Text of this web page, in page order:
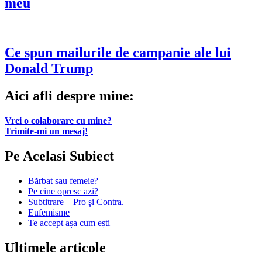
meu
Ce spun mailurile de campanie ale lui
Donald Trump
Aici afli despre mine:
Vrei o colaborare cu mine?
Trimite-mi un mesaj!
Pe Acelasi Subiect
Bărbat sau femeie?
Pe cine opresc azi?
Subtitrare – Pro şi Contra.
Eufemisme
Te accept așa cum ești
Ultimele articole